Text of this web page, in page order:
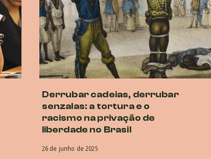
Derrubar cadeias, derrubar
senzalas: a tortura e o
racismo na privação de
liberdade no Brasil
26 de junho de 2025